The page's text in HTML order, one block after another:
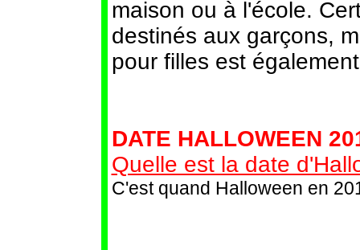
maison ou à l'école.
destinés aux garçons,
pour filles est
DATE HALLOWEEN
Quelle est la date
C'est quand Halloween en